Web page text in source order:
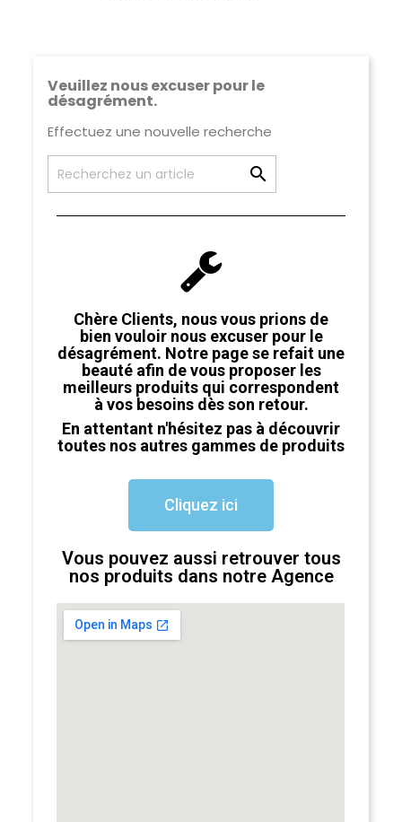
Veuillez nous excuser pour le
désagrément.
Effectuez une nouvelle recherche

Chère Clients, nous vous prions de
bien vouloir nous excuser pour le
désagrément. Notre page se refait une
beauté afin de vous proposer les
meilleurs produits qui correspondent
à vos besoins dès son retour.
En attentant n'hésitez pas à découvrir
toutes nos autres gammes de produits
Cliquez ici
Vous pouvez aussi retrouver tous
nos produits dans notre Agence